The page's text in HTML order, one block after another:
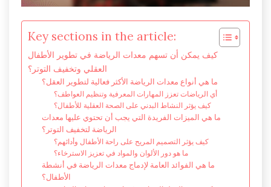
Key sections in the article:
كيف يمكن أن تسهم معدات الرياضة في تطوير الأطفال
العقلي وتخفيف التوتر؟
ما هي أنواع معدات الرياضة الأكثر فعالية لتطوير العقل؟
أي الرياضات تعزز المهارات المعرفية وتنظيم العواطف؟
كيف يؤثر النشاط البدني على الصحة العقلية للأطفال؟
ما هي الميزات الفريدة التي يجب أن تحتوي عليها معدات
الرياضة لتخفيف التوتر؟
كيف يؤثر التصميم المريح على راحة الأطفال وأدائهم؟
ما هو دور الألوان والمواد في تعزيز الاسترخاء؟
ما هي الفوائد العامة لإدماج معدات الرياضة في أنشطة
الأطفال؟